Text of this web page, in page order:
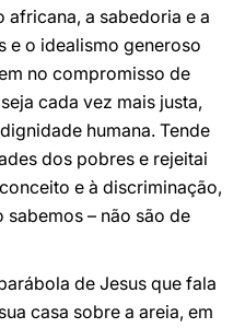
a sabedoria e a
e o idealismo generoso
no compromisso de
cada vez mais justa,
humana. Tende
dos pobres e rejeitai
e à discriminação,
– não são de
de Jesus que fala
casa sobre a areia, em